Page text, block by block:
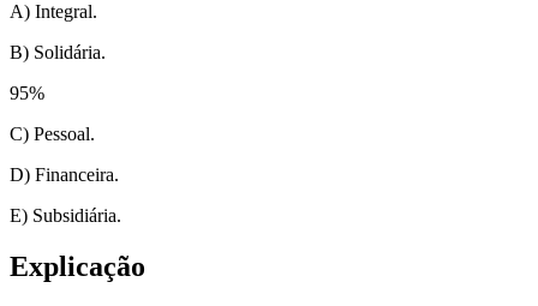
A) Integral.
B) Solidária.
95%
C) Pessoal.
D) Financeira.
E) Subsidiária.
Explicação